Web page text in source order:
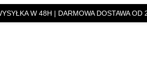
W 48H | DARMOWA DOSTAWA OD